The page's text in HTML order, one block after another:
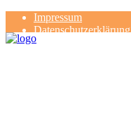
Impressum
Datenschutzerklärung
Kontakt